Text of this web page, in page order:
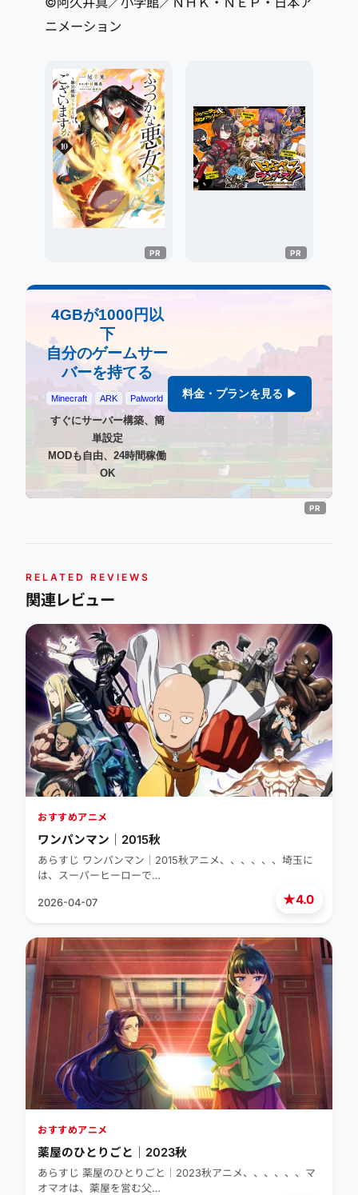
ニメーション
4GBが1000円以
下
自分のゲームサー
バーを持てる
Minecraft ARK Palworld
すぐにサーバー構築、簡
単設定
MODも自由、24時間稼働
OK
料金・プランを見る ▶
RELATED REVIEWS
関連レビュー
★4.0
おすすめアニメ
ワンパンマン｜2015秋
あらすじ ワンパンマン｜2015秋アニメ、、、、、、埼玉に
は、スーパーヒーローで…
2026-04-07
おすすめアニメ
薬屋のひとりごと｜2023秋
あらすじ 薬屋のひとりごと｜2023秋アニメ、、、、、、マ
オマオは、薬屋を営む父…